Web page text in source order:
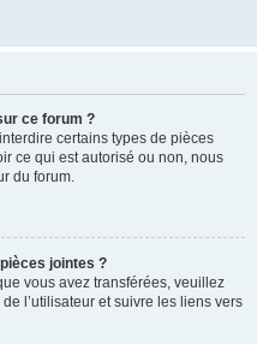
ce forum ?
certains types de pièces
ce qui est autorisé ou non, nous
du forum.
jointes ?
vous avez transférées, veuillez
l’utilisateur et suivre les liens vers